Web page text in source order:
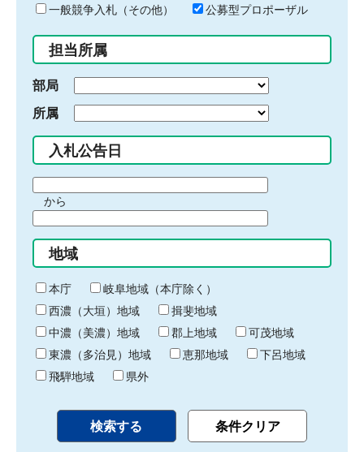
ド
入
力
一般競争入札（その他）
公募型プロポーザル
担当所属
部局
所属
入札公告日
間
始
り
から
間
終
わ
り
地域
本庁
岐阜地域（本庁除く）
西濃（大垣）地域
揖斐地域
中濃（美濃）地域
郡上地域
可茂地域
東濃（多治見）地域
恵那地域
下呂地域
飛騨地域
県外